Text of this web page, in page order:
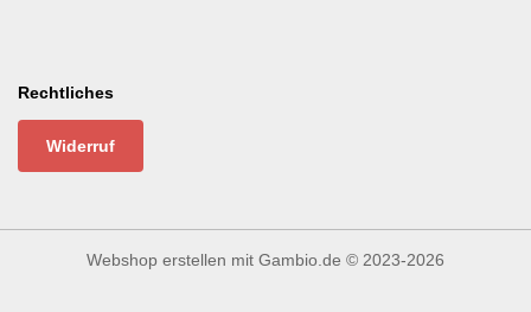
Rechtliches
Widerruf
Webshop erstellen mit Gambio.de © 2023-2026